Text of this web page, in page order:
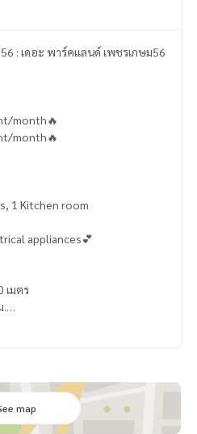
: เดอะ พาร์คแลนด์ เพชรเกษม56
month🔥
month🔥
1 Kitchen room
appliances💕
เมตร
.
ม.
map